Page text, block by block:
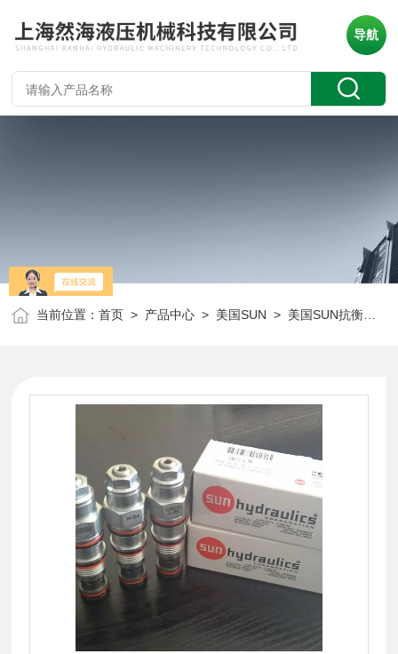
导航
当前位置：首页 > 产品中心 > 美国SUN > 美国SUN抗衡阀